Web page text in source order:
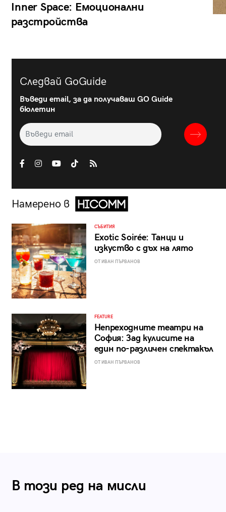
Inner Space: Емоционални
разстройства
Следвай GoGuide
Въведи email, за да получаваш GO Guide
бюлетин
Намерено в
СЪБИТИЯ
Exotic Soirée: Танци и
изкуство с дъх на лято
ОТ ИВАН ПЪРВАНОВ
FEATURE
Непреходните театри на
София: Зад кулисите на
един по-различен спектакъл
ОТ ИВАН ПЪРВАНОВ
В този ред на мисли